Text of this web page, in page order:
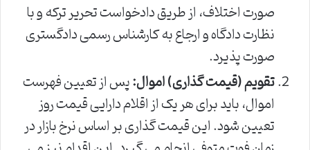
صورت اختلاف، از طریق دادخواست تحریر ترکه و با
نظارت دادگاه و ارجاع به کارشناس رسمی دادگستری
صورت پذیرد.
تقویم (قیمت گذاری) اموال:پس از تعیین فهرست
اموال، باید برای هر یک از اقلام دارایی قیمت روز
تعیین شود. این قیمت گذاری بر اساس نرخ بازار در